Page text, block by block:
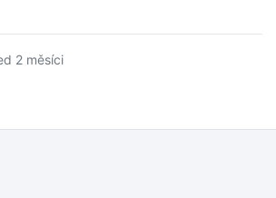
2 měsíci